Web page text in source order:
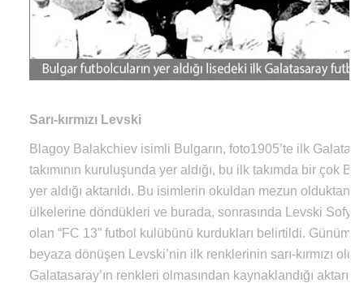
Sarı-kırmızı Levski
Blagoy Balakchiev isimli Bulgarın, foto1905’te ilk
takımının kuruluşunda yer aldığı, bu ilk takımda bir çok
yer aldığı aktarıldı. Bu isimlerin okuldan mezun olduktan
ülkelerine döndükleri ve burada, sonrasında Levski
olan “FC 13” futbol kulübünü kurdukları belirtildi.
beyaza dönüşen Levski’nin ilk renklerinin sarı-kırmızı
Galatasaray’ın renkleri olmasından kaynaklandığı